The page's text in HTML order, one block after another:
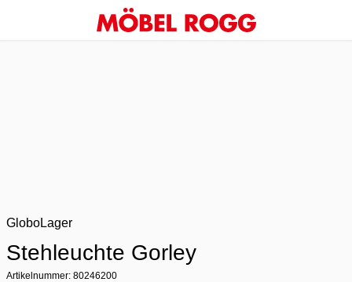
GloboLager
Stehleuchte Gorley
Artikelnummer: 80246200